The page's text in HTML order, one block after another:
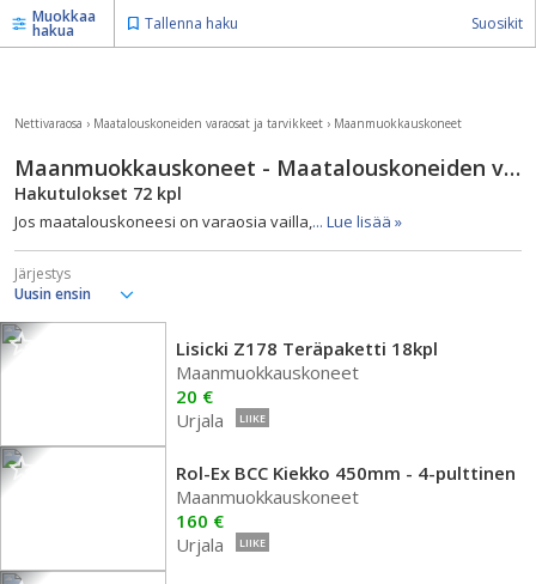
Muokkaa
hakua Tallenna haku Suosikit
Nettivaraosa › Maatalouskoneiden varaosat ja tarvikkeet › Maanmuokkauskoneet
Maanmuokkauskoneet - Maatalouskoneiden varaosat ja tarvikkeet
Hakutulokset 72 kpl
Jos maatalouskoneesi on varaosia vailla,... Lue lisää »
Järjestys
Lisicki Z178 Teräpaketti 18kpl
Maanmuokkauskoneet
20 €
Urjala
LIIKE
Rol-Ex BCC Kiekko 450mm - 4-pulttinen
Maanmuokkauskoneet
160 €
Urjala
LIIKE